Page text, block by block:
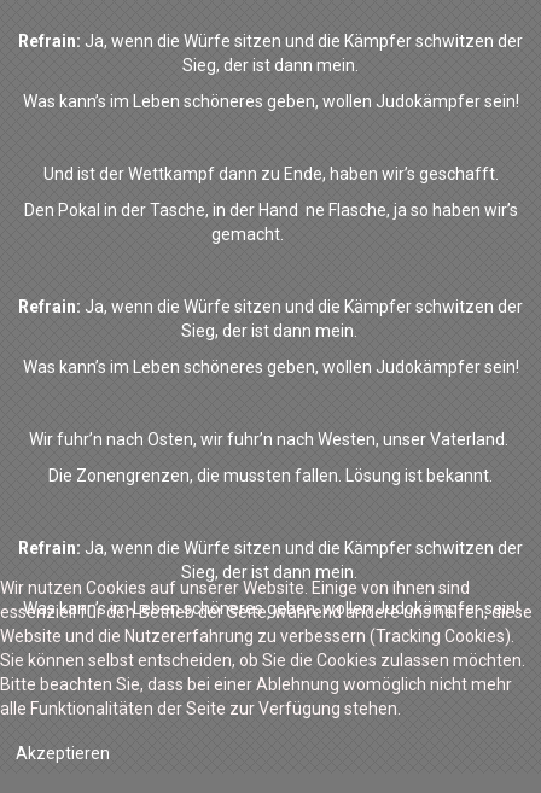
Refrain: Ja, wenn die Würfe sitzen und die Kämpfer schwitzen der
Sieg, der ist dann mein.
Was kann’s im Leben schöneres geben, wollen Judokämpfer sein!
Und ist der Wettkampf dann zu Ende, haben wir’s geschafft.
Den Pokal in der Tasche, in der Hand ne Flasche, ja so haben wir’s
gemacht.
Refrain: Ja, wenn die Würfe sitzen und die Kämpfer schwitzen der
Sieg, der ist dann mein.
Was kann’s im Leben schöneres geben, wollen Judokämpfer sein!
Wir fuhr’n nach Osten, wir fuhr’n nach Westen, unser Vaterland.
Die Zonengrenzen, die mussten fallen. Lösung ist bekannt.
Refrain: Ja, wenn die Würfe sitzen und die Kämpfer schwitzen der
Sieg, der ist dann mein.
Was kann’s im Leben schöneres geben, wollen Judokämpfer sein!
Wir nutzen Cookies auf unserer Website. Einige von ihnen sind
essenziell für den Betrieb der Seite, während andere uns helfen, diese
Website und die Nutzererfahrung zu verbessern (Tracking Cookies).
Sie können selbst entscheiden, ob Sie die Cookies zulassen möchten.
Bitte beachten Sie, dass bei einer Ablehnung womöglich nicht mehr
alle Funktionalitäten der Seite zur Verfügung stehen.
Akzeptieren